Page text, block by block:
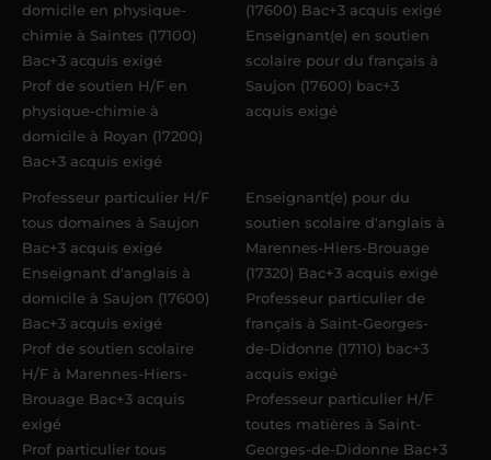
domicile en physique-
chimie à Saintes (17100)
Bac+3 acquis exigé
Prof de soutien H/F en
physique-chimie à
domicile à Royan (17200)
Bac+3 acquis exigé
(17600) Bac+3 acquis exigé
Enseignant(e) en soutien
scolaire pour du français à
Saujon (17600) bac+3
acquis exigé
Professeur particulier H/F
tous domaines à Saujon
Bac+3 acquis exigé
Enseignant d'anglais à
domicile à Saujon (17600)
Bac+3 acquis exigé
Prof de soutien scolaire
H/F à Marennes-Hiers-
Brouage Bac+3 acquis
exigé
Prof particulier tous
Enseignant(e) pour du
soutien scolaire d'anglais à
Marennes-Hiers-Brouage
(17320) Bac+3 acquis exigé
Professeur particulier de
français à Saint-Georges-
de-Didonne (17110) bac+3
acquis exigé
Professeur particulier H/F
toutes matières à Saint-
Georges-de-Didonne Bac+3